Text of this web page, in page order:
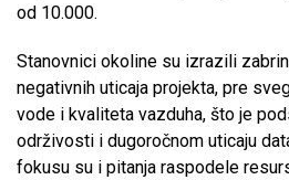
od 10.000.
Stanovnici okoline su izrazili
negativnih uticaja projekta, pre
vode i kvaliteta vazduha, što je
održivosti i dugoročnom uticaju
fokusu su i pitanja raspodele